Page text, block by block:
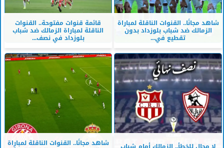
شاهد مجانًا.. القنوات الناقلة لمباراة
الزمالك ضد شباب بلوزداد بدون
تقطيع في...
قائمة قنوات مفتوحة.. القنوات
الناقلة لمباراة الزمالك ضد شباب
بلوزداد في نصف...
شاهد مجانًا.. القنوات الناقلة لمباراة